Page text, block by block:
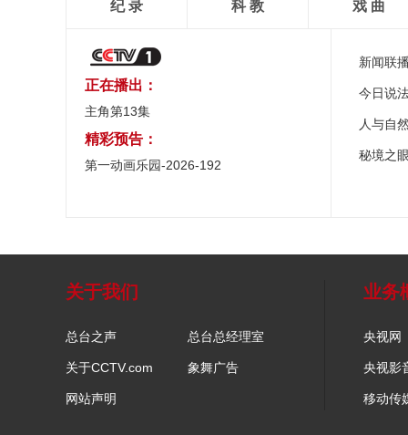
纪 录
科 教
戏 曲
正在播出：
主角第13集
精彩预告：
第一动画乐园-2026-192
新闻联
今日说
人与自
秘境之
关于我们
总台之声 总台总经理室
关于CCTV.com 象舞广告
网站声明
业务
央视网
央视影
移动传